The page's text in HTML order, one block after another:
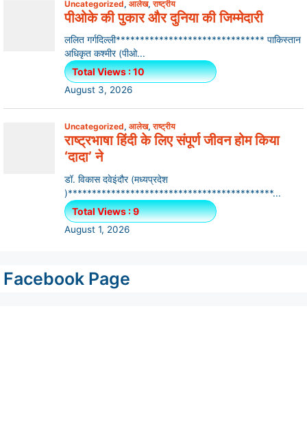
Facebook Page